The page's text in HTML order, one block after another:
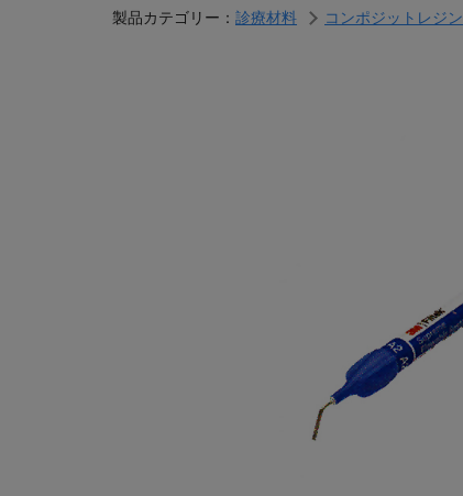
製品カテゴリー： 診療材料 コンポジットレジン